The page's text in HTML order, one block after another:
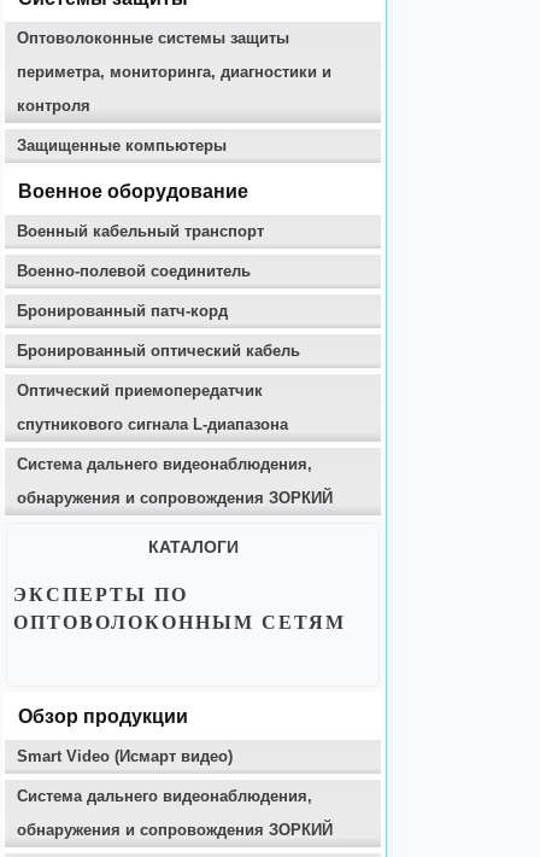
Оптоволоконные системы защиты
периметра, мониторинга, диагностики и
контроля
Защищенные компьютеры
Военное оборудование
Военный кабельный транспорт
Военно-полевой соединитель
Бронированный патч-корд
Бронированный оптический кабель
Оптический приемопередатчик
спутникового сигнала L-диапазона
Система дальнего видеонаблюдения,
обнаружения и сопровождения ЗОРКИЙ
КАТАЛОГИ
ЭКСПЕРТЫ ПО
ОПТОВОЛОКОННЫМ СЕТЯМ
Обзор продукции
Smart Video (Исмарт видео)
Система дальнего видеонаблюдения,
обнаружения и сопровождения ЗОРКИЙ